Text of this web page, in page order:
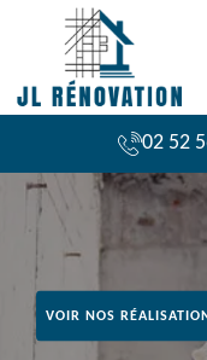
02 52
VOIR NOS